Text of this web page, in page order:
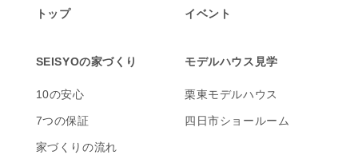
トップ
SEISYOの家づくり
10の安心
7つの保証
家づくりの流れ
イベント
モデルハウス見学
栗東モデルハウス
四日市ショールーム